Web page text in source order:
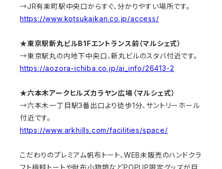
→JR有楽町駅中央口からすぐ、分かりやすい場所です。
https://www.kotsukaikan.co.jp/access/
★東京駅新丸ビルB1Fエントランス前（マルシェ式）
→東京駅丸の内地下中央口、新丸ビルのスタバ付近です。
https://aozora-ichiba.co.jp/ai_info/26413-2
★六本木アークヒルズカラヤン広場（マルシェ式）
→六本木一丁目駅3番出口より徒歩1分、サントリーホール
付近です。
https://www.arkhills.com/facilities/space/
こだわりのプレミアム帆布トート、WEB未販売のハンドクラ